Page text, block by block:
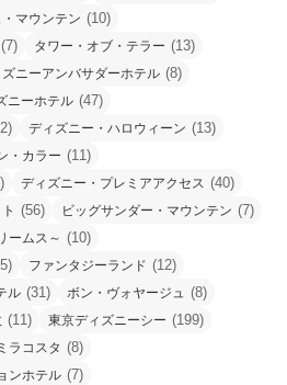
マウンテン (10)
(7) タワー・オブ・テラー (13)
ニーアンバサダーホテル (8)
ニーホテル (47)
ディズニー・ハロウィーン (13)
・カラー (11)
ディズニー・プレミアアクセス (40)
(56) ビッグサンダー・マウンテン (7)
ームス～ (10)
ファンタジーランド (12)
ル (31) ボン・ヴォヤージュ (8)
(11) 東京ディズニーシー (199)
ラコスタ (8)
ンホテル (7)